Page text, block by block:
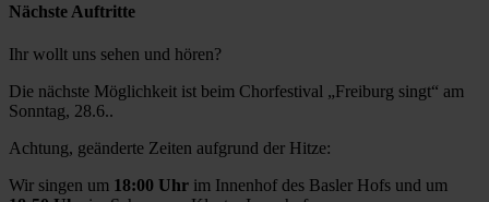
Nächste Auftritte
Ihr wollt uns sehen und hören?
Die nächste Möglichkeit ist beim Chorfestival „Freiburg singt“ am
Sonntag, 28.6..
Achtung, geänderte Zeiten aufgrund der Hitze:
Wir singen um 18:00 Uhr im Innenhof des Basler Hofs und um